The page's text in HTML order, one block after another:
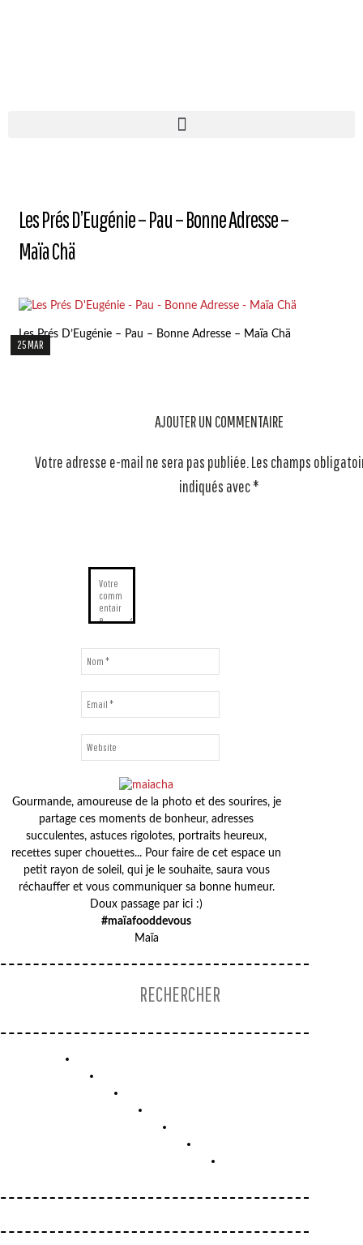
Les Prés D’Eugénie – Pau – Bonne Adresse –
Maïa Chä
25 MAR
Les Prés D’Eugénie – Pau – Bonne Adresse – Maïa Chä
AJOUTER UN COMMENTAIRE
Votre adresse e-mail ne sera pas publiée.Les champs
indiqués avec*
Gourmande, amoureuse de la photo et des sourires, je
partage ces moments de bonheur, adresses
succulentes, astuces rigolotes, portraits heureux,
recettes super chouettes... Pour faire de cet espace un
petit rayon de soleil, qui je le souhaite, saura vous
réchauffer et vous communiquer sa bonne humeur.
Doux passage par ici :)
#maïafooddevous
Maïa
BONNE
FÊTE
MAMIE